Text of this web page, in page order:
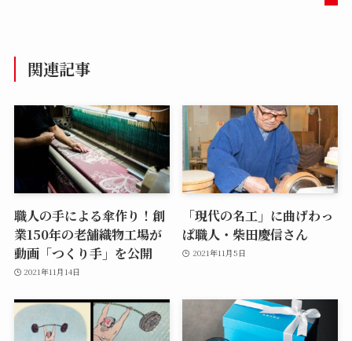
関連記事
職人の手による傘作り！創
業150年の老舗織物工場が
動画「つくり手」を公開
2021年11月14日
「現代の名工」に曲げわっ
ぱ職人・柴田慶信さん
2021年11月5日